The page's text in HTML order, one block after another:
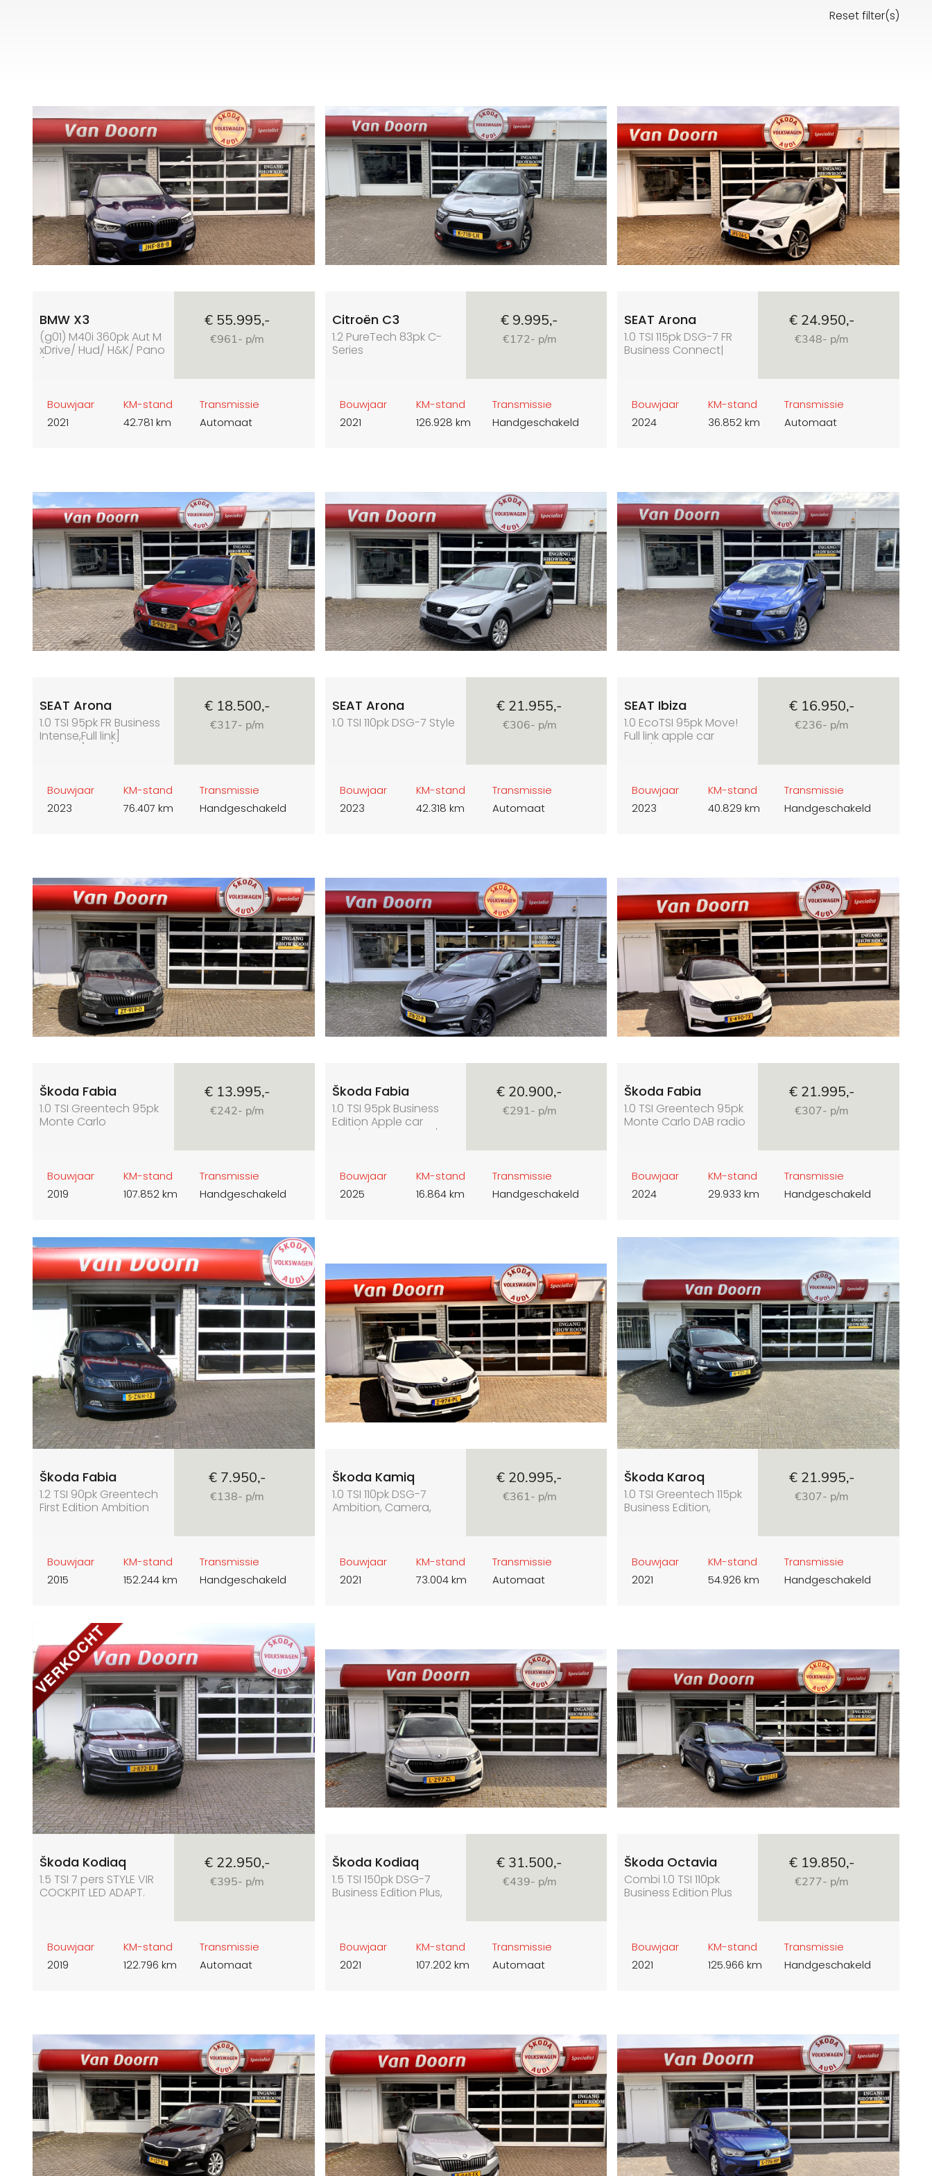
Reset filter(s)
BMW X3
(g01) M40i 360pk Aut M
xDrive/ Hud/ H&K/ Pano
/360Cam
€ 55.995,-
€961- p/m
Bouwjaar
2021
KM-stand
42.781 km
Transmissie
Automaat
Citroën C3
1.2 PureTech 83pk C-
Series
€ 9.995,-
€172- p/m
Bouwjaar
2021
KM-stand
126.928 km
Transmissie
Handgeschakeld
SEAT Arona
1.0 TSI 115pk DSG-7 FR
Business Connect|
€ 24.950,-
€348- p/m
Bouwjaar
2024
KM-stand
36.852 km
Transmissie
Automaat
SEAT Arona
1.0 TSI 95pk FR Business
Intense,Full link]
carplay] pdc] camera
€ 18.500,-
€317- p/m
Bouwjaar
2023
KM-stand
76.407 km
Transmissie
Handgeschakeld
SEAT Arona
1.0 TSI 110pk DSG-7 Style
€ 21.955,-
€306- p/m
Bouwjaar
2023
KM-stand
42.318 km
Transmissie
Automaat
SEAT Ibiza
1.0 EcoTSI 95pk Move!
Full link apple car
play/android auto
€ 16.950,-
€236- p/m
Bouwjaar
2023
KM-stand
40.829 km
Transmissie
Handgeschakeld
Škoda Fabia
1.0 TSI Greentech 95pk
Monte Carlo
€ 13.995,-
€242- p/m
Bouwjaar
2019
KM-stand
107.852 km
Transmissie
Handgeschakeld
Škoda Fabia
1.0 TSI 95pk Business
Edition Apple car
play/android auto/
€ 20.900,-
€291- p/m
Bouwjaar
2025
KM-stand
16.864 km
Transmissie
Handgeschakeld
Škoda Fabia
1.0 TSI Greentech 95pk
Monte Carlo DAB radio
€ 21.995,-
€307- p/m
Bouwjaar
2024
KM-stand
29.933 km
Transmissie
Handgeschakeld
Škoda Fabia
1.2 TSI 90pk Greentech
First Edition Ambition
€ 7.950,-
€138- p/m
Bouwjaar
2015
KM-stand
152.244 km
Transmissie
Handgeschakeld
Škoda Kamiq
1.0 TSI 110pk DSG-7
Ambition, Camera,
€ 20.995,-
€361- p/m
Bouwjaar
2021
KM-stand
73.004 km
Transmissie
Automaat
Škoda Karoq
1.0 TSI Greentech 115pk
Business Edition,
€ 21.995,-
€307- p/m
Bouwjaar
2021
KM-stand
54.926 km
Transmissie
Handgeschakeld
Škoda Kodiaq
1.5 TSI 7 pers STYLE VIR
COCKPIT LED ADAPT.
€ 22.950,-
€395- p/m
Bouwjaar
2019
KM-stand
122.796 km
Transmissie
Automaat
Škoda Kodiaq
1.5 TSI 150pk DSG-7
Business Edition Plus,
€ 31.500,-
€439- p/m
Bouwjaar
2021
KM-stand
107.202 km
Transmissie
Automaat
Škoda Octavia
Combi 1.0 TSI 110pk
Business Edition Plus
€ 19.850,-
€277- p/m
Bouwjaar
2021
KM-stand
125.966 km
Transmissie
Handgeschakeld